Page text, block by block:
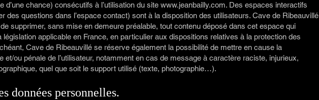
d’une chance) consécutifs à l’utilisation du site www.jeanbailly.com. Des espaces interactifs
des questions dans l’espace contact) sont à la disposition des utilisateurs. Cave de Ribeauvillé
supprimer, sans mise en demeure préalable, tout contenu déposé dans cet espace qui
législation applicable en France, en particulier aux dispositions relatives à la protection des
Cave de Ribeauvillé se réserve également la possibilité de mettre en cause la
et/ou pénale de l’utilisateur, notamment en cas de message à caractère raciste, injurieux,
quel que soit le support utilisé (texte, photographie…).
données personnelles.